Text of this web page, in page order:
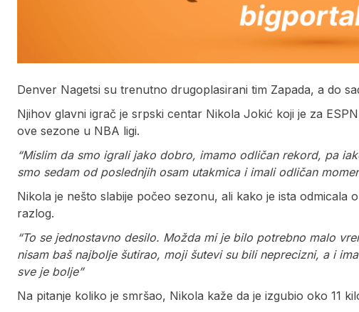
Denver Nagetsi su trenutno drugoplasirani tim Zapada, a do
Njihov glavni igrač je srpski centar Nikola Jokić koji je za
ove sezone u NBA ligi.
“Mislim da smo igrali jako dobro, imamo odličan rekord, pa
smo sedam od poslednjih osam utakmica i imali odličan
Nikola je nešto slabije počeo sezonu, ali kako je ista odmicala
razlog.
“To se jednostavno desilo. Možda mi je bilo potrebno malo
nisam baš najbolje šutirao, moji šutevi su bili neprecizni, a i
sve je bolje”
Na pitanje koliko je smršao, Nikola kaže da je izgubio oko 11